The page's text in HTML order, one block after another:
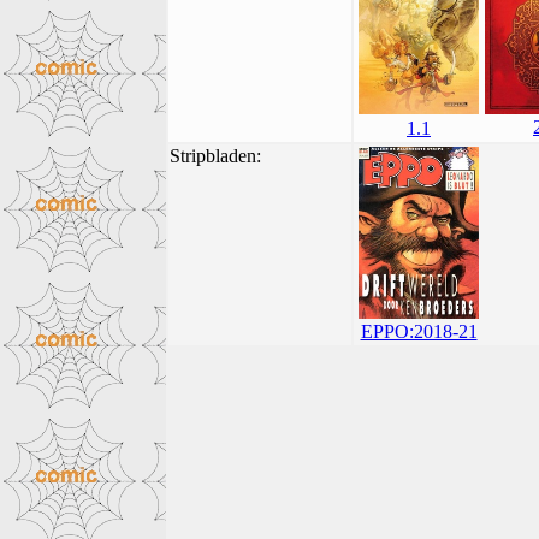
1.1
Stripbladen:
EPPO:2018-21